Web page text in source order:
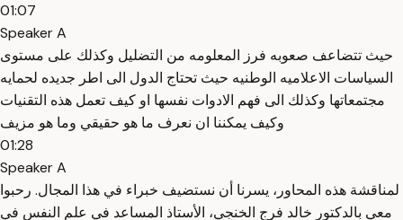
01:07
Speaker A
حيث تتضاعف صعوبه فرز المعلومه من التضليل وكذلك على مستوى
السياسات الاعلاميه الوطنيه حيث تحتاج الدول الى اطر جديده لحمايه
مجتمعاتها وكذلك الى فهم الادوات نفسها او كيف تعمل هذه التقنيات
وكيف يمكننا ان نعرف ما هو حقيقي وما هو مزيف
01:28
Speaker A
لمناقشة هذه المحاور، يسرنا أن نستضيف خبراء في هذا المجال. رحبوا
معي بالدكتور خالد فرج الخنجي، الأستاذ المساعد في علم النفس في